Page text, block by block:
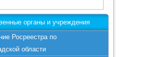
органы и учреждения
Росреестра по
области